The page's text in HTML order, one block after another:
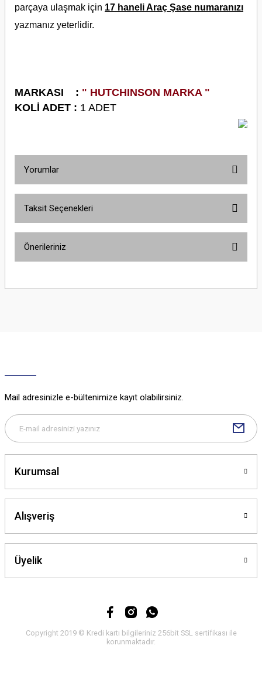
parçaya ulaşmak için 17 haneli Araç Şase numaranızı
yazmanız yeterlidir.
MARKASI : " HUTCHINSON MARKA "
KOLİ ADET : 1 ADET
Yorumlar
Taksit Seçenekleri
Önerileriniz
yetersiz gördüğünüz noktaları öneri formunu kullanarak tarafımıza
Bu ürüne benzer farklı alternatifler olmalı.
Mail adresinizle e-bültenimize kayıt olabilirsiniz.
Kurumsal
Alışveriş
Üyelik
Copyright 2019 © Kredi kartı bilgileriniz 256bit SSL sertifikası ile
korunmaktadır.